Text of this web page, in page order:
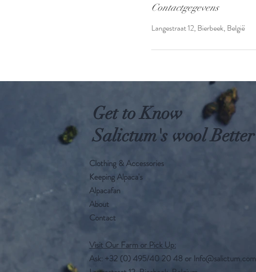
Contactgegevens
Langestraat 12, Bierbeek, België
Get to Know
Salictum's wool Better
Clothing & Accessories
Keeping Alpaca's
Alpacafan
About
Contact
Visit Our Farm or Pick Up:
Ask: +32 (0) 495/40 20 48 or Info@salictum.com